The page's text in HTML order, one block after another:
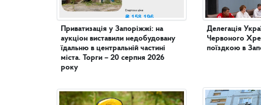
Приватизація у Запоріжжі: на
аукціон виставили недобудовану
їдальню в центральній частині
міста. Торги – 20 серпня 2026
року
Делегація
Червоного
поїздкою в